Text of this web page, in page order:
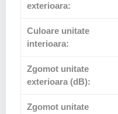
exterioara:
Culoare unitate
interioara:
Zgomot unitate
exterioara (dB):
Zgomot unitate